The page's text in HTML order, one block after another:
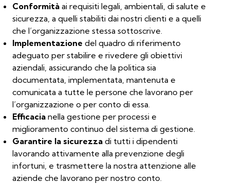
Conformità ai requisiti legali, ambientali, di salute e
sicurezza, a quelli stabiliti dai nostri clienti e a quelli
che l’organizzazione stessa sottoscrive.
Implementazione del quadro di riferimento
adeguato per stabilire e rivedere gli obiettivi
aziendali, assicurando che la politica sia
documentata, implementata, mantenuta e
comunicata a tutte le persone che lavorano per
l’organizzazione o per conto di essa.
Efficacia nella gestione per processi e
miglioramento continuo del sistema di gestione.
Garantire la sicurezza di tutti i dipendenti
lavorando attivamente alla prevenzione degli
infortuni, e trasmettere la nostra attenzione alle
aziende che lavorano per nostro conto.